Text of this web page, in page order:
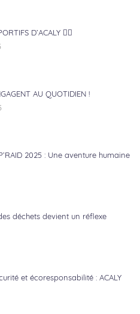
D’ACALY 🚴‍♀️
AU QUOTIDIEN !
2025 : Une aventure humaine
déchets devient un réflexe
et écoresponsabilité : ACALY